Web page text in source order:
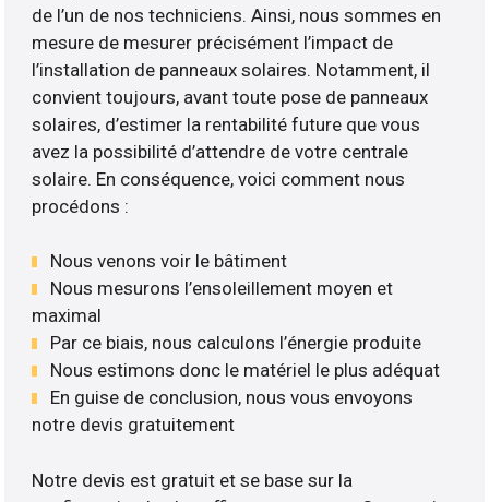
de l’un de nos techniciens. Ainsi, nous sommes en
mesure de mesurer précisément l’impact de
l’installation de panneaux solaires. Notamment, il
convient toujours, avant toute pose de panneaux
solaires, d’estimer la rentabilité future que vous
avez la possibilité d’attendre de votre centrale
solaire. En conséquence, voici comment nous
procédons :
Nous venons voir le bâtiment
Nous mesurons l’ensoleillement moyen et
maximal
Par ce biais, nous calculons l’énergie produite
Nous estimons donc le matériel le plus adéquat
En guise de conclusion, nous vous envoyons
notre devis gratuitement
Notre devis est gratuit et se base sur la